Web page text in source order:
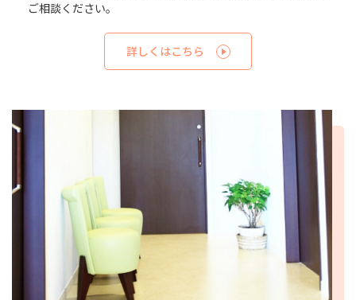
ご相談ください。
詳しくはこちら